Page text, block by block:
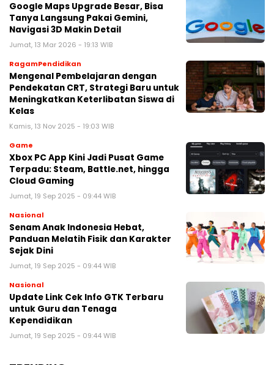
Google Maps Upgrade Besar, Bisa
Tanya Langsung Pakai Gemini,
Navigasi 3D Makin Detail
Jumat, 13 Mar 2026 - 19:13 WIB
RagamPendidikan
Mengenal Pembelajaran dengan
Pendekatan CRT, Strategi Baru untuk
Meningkatkan Keterlibatan Siswa di
Kelas
Kamis, 13 Nov 2025 - 19:03 WIB
Game
Xbox PC App Kini Jadi Pusat Game
Terpadu: Steam, Battle.net, hingga
Cloud Gaming
Jumat, 19 Sep 2025 - 09:44 WIB
Nasional
Senam Anak Indonesia Hebat,
Panduan Melatih Fisik dan Karakter
Sejak Dini
Jumat, 19 Sep 2025 - 09:44 WIB
Nasional
Update Link Cek Info GTK Terbaru
untuk Guru dan Tenaga
Kependidikan
Jumat, 19 Sep 2025 - 09:44 WIB